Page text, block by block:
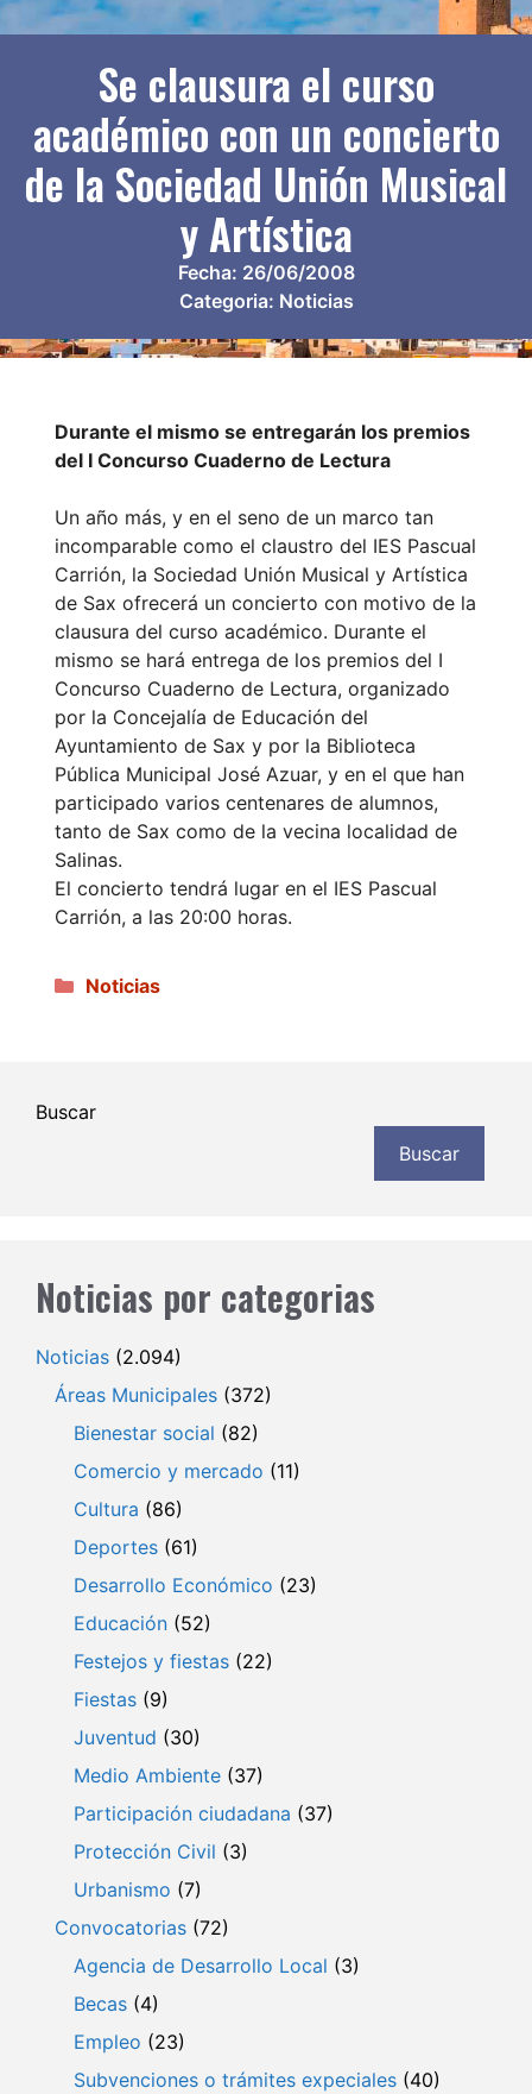
Se clausura el curso
académico con un concierto
de la Sociedad Unión Musical
y Artística
Fecha: 26/06/2008
Categoria: Noticias
Durante el mismo se entregarán los premios
del I Concurso Cuaderno de Lectura
Un año más, y en el seno de un marco tan
incomparable como el claustro del IES Pascual
Carrión, la Sociedad Unión Musical y Artística
de Sax ofrecerá un concierto con motivo de la
clausura del curso académico. Durante el
mismo se hará entrega de los premios del I
Concurso Cuaderno de Lectura, organizado
por la Concejalía de Educación del
Ayuntamiento de Sax y por la Biblioteca
Pública Municipal José Azuar, y en el que han
participado varios centenares de alumnos,
tanto de Sax como de la vecina localidad de
Salinas.
El concierto tendrá lugar en el IES Pascual
Carrión, a las 20:00 horas.
Categorías
Noticias
Buscar
Buscar
Noticias por categorias
Noticias (2.094)
Áreas Municipales (372)
Bienestar social (82)
Comercio y mercado (11)
Cultura (86)
Deportes (61)
Desarrollo Económico (23)
Educación (52)
Festejos y fiestas (22)
Fiestas (9)
Juventud (30)
Medio Ambiente (37)
Participación ciudadana (37)
Protección Civil (3)
Urbanismo (7)
Convocatorias (72)
Agencia de Desarrollo Local (3)
Becas (4)
Empleo (23)
Subvenciones o trámites expeciales (40)